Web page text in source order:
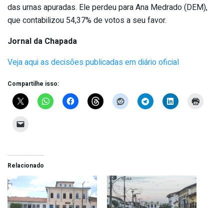
das urnas apuradas. Ele perdeu para Ana Medrado (DEM),
que contabilizou 54,37% de votos a seu favor.
Jornal da Chapada
Veja aqui as decisões publicadas em diário oficial
Compartilhe isso:
Relacionado